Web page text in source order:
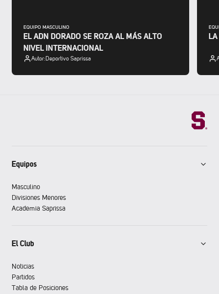
EQUIPO MASCULINO
EL ADN DORADO SE ROZA AL MÁS ALTO
NIVEL INTERNACIONAL
Autor:Deportivo Saprissa
Equipos
Masculino
Divisiones Menores
Academia Saprissa
El Club
Noticias
Partidos
Tabla de Posiciones